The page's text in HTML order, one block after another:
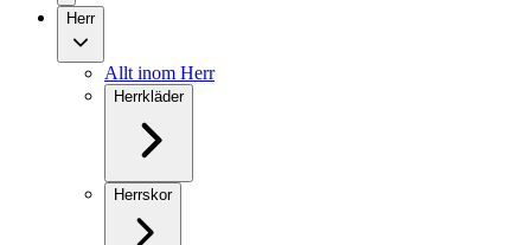
Herr
Allt inom Herr
Herrkläder
Herrskor